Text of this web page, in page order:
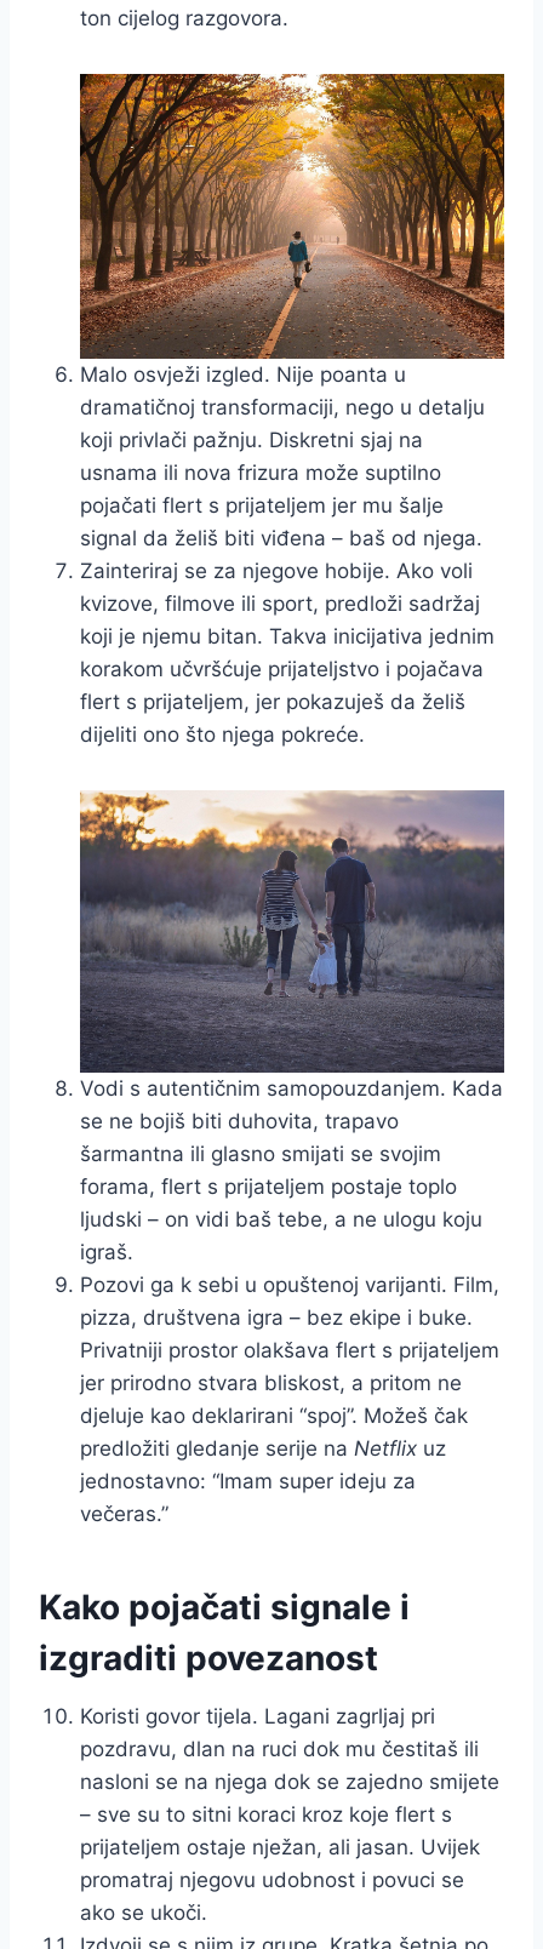
ton cijelog razgovora.
Malo osvježi izgled. Nije poanta u
dramatičnoj transformaciji, nego u detalju
koji privlači pažnju. Diskretni sjaj na
usnama ili nova frizura može suptilno
pojačati flert s prijateljem jer mu šalje
signal da želiš biti viđena – baš od njega.
Zainteri­raj se za njegove hobije. Ako voli
kvizove, filmove ili sport, predloži sadržaj
koji je njemu bitan. Takva inicijativa jednim
korakom učvršćuje prijateljstvo i pojačava
flert s prijateljem, jer pokazuješ da želiš
dijeliti ono što njega pokreće.
Vodi s autentičnim samopouzdanjem. Kada
se ne bojiš biti duhovita, trapavo
šarmantna ili glasno smijati se svojim
forama, flert s prijateljem postaje toplo
ljudski – on vidi baš tebe, a ne ulogu koju
igraš.
Pozovi ga k sebi u opuštenoj varijanti. Film,
pizza, društvena igra – bez ekipe i buke.
Privatniji prostor olakšava flert s prijateljem
jer prirodno stvara bliskost, a pritom ne
djeluje kao deklarirani “spoj”. Možeš čak
predložiti gledanje serije na Netflix uz
jednostavno: “Imam super ideju za
večeras.”
Kako pojačati signale i
izgraditi povezanost
Koristi govor tijela. Lagani zagrljaj pri
pozdravu, dlan na ruci dok mu čestitaš ili
nasloni se na njega dok se zajedno smijete
– sve su to sitni koraci kroz koje flert s
prijateljem ostaje nježan, ali jasan. Uvijek
promatraj njegovu udobnost i povuci se
ako se ukoči.